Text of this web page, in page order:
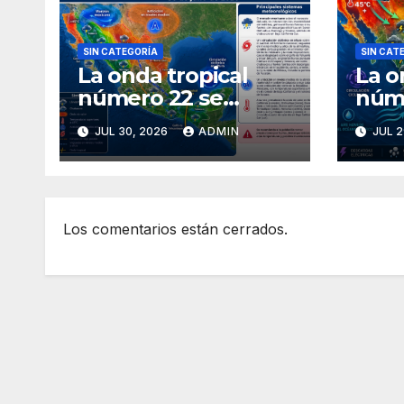
SIN CATEGORÍA
La onda tropical
número 22 se
desplazará sobre el
golfo de
Tehuantepec y el
JUL 30, 2026 ADMIN
SIN
La
JUL
Los comentarios están cerrados.